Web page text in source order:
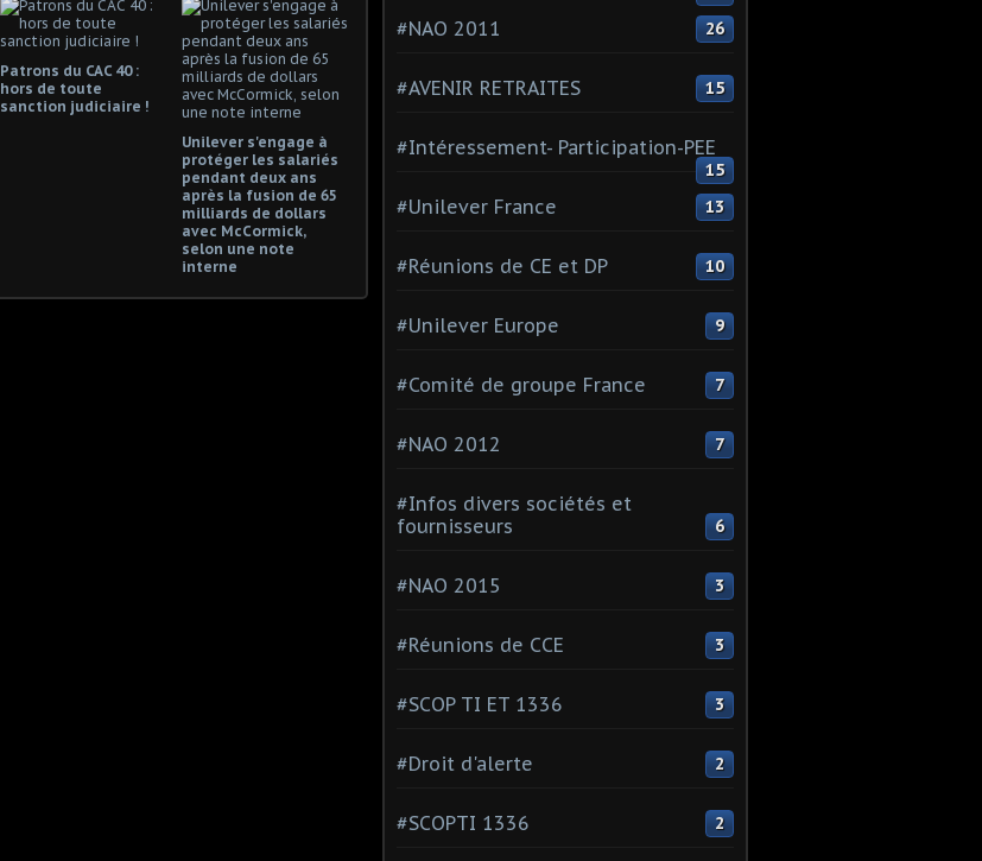
Patrons du CAC 40 :
hors de toute
sanction judiciaire !
Unilever s'engage à
protéger les salariés
pendant deux ans
après la fusion de 65
milliards de dollars
avec McCormick,
selon une note
interne
#NAO 2011 26
#AVENIR RETRAITES 15
#Intéressement- Participation-PEE
15
#Unilever France 13
#Réunions de CE et DP 10
#Unilever Europe 9
#Comité de groupe France 7
#NAO 2012 7
#Infos divers sociétés et
fournisseurs
6
#NAO 2015 3
#Réunions de CCE 3
#SCOP TI ET 1336 3
#Droit d'alerte 2
#SCOPTI 1336 2